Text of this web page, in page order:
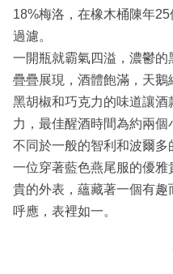
18%梅洛，在橡木桶陳年
過濾。
一開瓶就霸氣四溢，濃鬱
疊疊展現，酒體飽滿，天鵝
黑胡椒和巧克力的味道讓
力，最佳醒酒時間為約兩個
不同於一般的智利和波爾
一位穿著藍色燕尾服的優
貴的外表，蘊藏著一個有
呼應，表裡如一。